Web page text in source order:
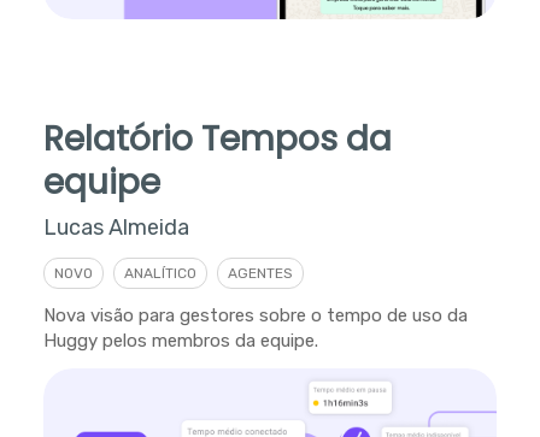
Relatório Tempos da
equipe
Lucas Almeida
NOVO ANALÍTICO AGENTES
Nova visão para gestores sobre o tempo de uso da
Huggy pelos membros da equipe.